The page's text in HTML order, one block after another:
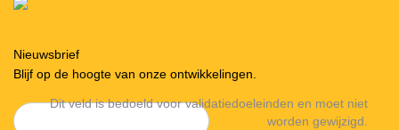
Nieuwsbrief
Blijf op de hoogte van onze ontwikkelingen.
Dit veld is bedoeld voor validatiedoeleinden en moet niet
worden gewijzigd.